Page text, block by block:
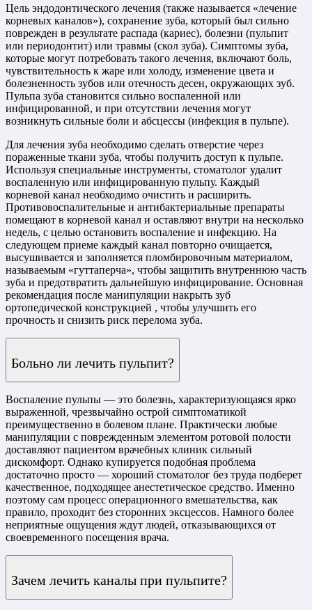
Цель эндодонтического лечения (также называется «лечение
корневых каналов»), сохранение зуба, который был сильно
поврежден в результате распада (кариес), болезни (пульпит
или периодонтит) или травмы (скол зуба). Симптомы зуба,
которые могут потребовать такого лечения, включают боль,
чувствительность к жаре или холоду, изменение цвета и
болезненность зубов или отечность десен, окружающих зуб.
Пульпа зуба становится сильно воспаленной или
инфицированной, и при отсутствии лечения могут
возникнуть сильные боли и абсцессы (инфекция в пульпе).
Для лечения зуба необходимо сделать отверстие через
пораженные ткани зуба, чтобы получить доступ к пульпе.
Используя специальные инструменты, стоматолог удалит
воспаленную или инфицированную пульпу. Каждый
корневой канал необходимо очистить и расширить.
Противовоспалительные и антибактериальные препараты
помещают в корневой канал и оставляют внутри на несколько
недель, с целью остановить воспаление и инфекцию. На
следующем приеме каждый канал повторно очищается,
высушивается и заполняется пломбировочным материалом,
называемым «гуттаперча», чтобы защитить внутреннюю часть
зуба и предотвратить дальнейшую инфицирование. Основная
рекомендация после манипуляции накрыть зуб
ортопедической конструкцией , чтобы улучшить его
прочность и снизить риск перелома зуба.
Больно ли лечить пульпит?
Воспаление пульпы — это болезнь, характеризующаяся ярко
выраженной, чрезвычайно острой симптоматикой
преимущественно в болевом плане. Практически любые
манипуляции с поврежденным элементом ротовой полости
доставляют пациентом врачебных клиник сильный
дискомфорт. Однако купируется подобная проблема
достаточно просто — хороший стоматолог без труда подберет
качественное, подходящее анестетическое средство. Именно
поэтому сам процесс операционного вмешательства, как
правило, проходит без сторонних эксцессов. Намного более
неприятные ощущения ждут людей, отказывающихся от
своевременного посещения врача.
Зачем лечить каналы при пульпите?